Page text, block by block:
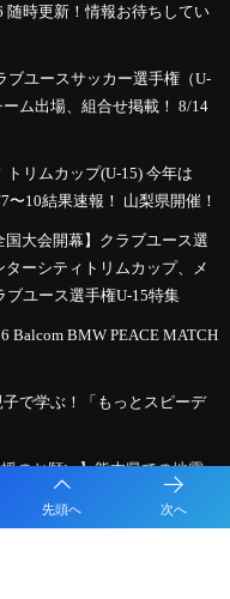
先頭へ 次へ
随時更新！情報お待ちしてい
ブユースサッカー選手権（U-
ム出場、組合せ掲載！ 8/14
トリムカップ(U-15) 今年は
10結果速報！ 山梨県開催！
国大会開幕】クラブユース選
ーシティトリムカップ、メ
ブユース選手権U-15特集
Balcom BMW PEACE MATCH
で学ぶ！「もっとスピーデ
のお願い】熊本県での地震